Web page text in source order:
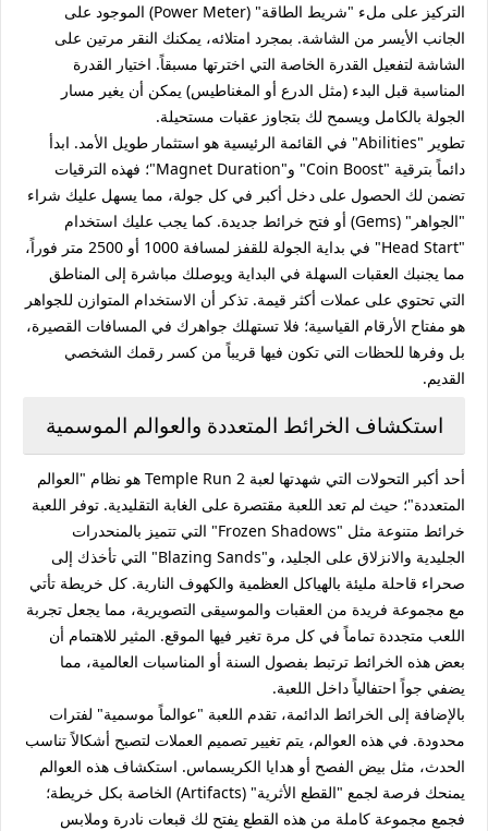
التركيز على ملء "شريط الطاقة" (Power Meter) الموجود على
الجانب الأيسر من الشاشة. بمجرد امتلائه، يمكنك النقر مرتين على
الشاشة لتفعيل القدرة الخاصة التي اخترتها مسبقاً. اختيار القدرة
المناسبة قبل البدء (مثل الدرع أو المغناطيس) يمكن أن يغير مسار
الجولة بالكامل ويسمح لك بتجاوز عقبات مستحيلة.
تطوير "Abilities" في القائمة الرئيسية هو استثمار طويل الأمد. ابدأ
دائماً بترقية "Coin Boost" و"Magnet Duration"؛ فهذه الترقيات
تضمن لك الحصول على دخل أكبر في كل جولة، مما يسهل عليك شراء
"الجواهر" (Gems) أو فتح خرائط جديدة. كما يجب عليك استخدام
"Head Start" في بداية الجولة للقفز لمسافة 1000 أو 2500 متر فوراً،
مما يجنبك العقبات السهلة في البداية ويوصلك مباشرة إلى المناطق
التي تحتوي على عملات أكثر قيمة. تذكر أن الاستخدام المتوازن للجواهر
هو مفتاح الأرقام القياسية؛ فلا تستهلك جواهرك في المسافات القصيرة،
بل وفرها للحظات التي تكون فيها قريباً من كسر رقمك الشخصي
القديم.
استكشاف الخرائط المتعددة والعوالم الموسمية
أحد أكبر التحولات التي شهدتها لعبة Temple Run 2 هو نظام "العوالم
المتعددة"؛ حيث لم تعد اللعبة مقتصرة على الغابة التقليدية. توفر اللعبة
خرائط متنوعة مثل "Frozen Shadows" التي تتميز بالمنحدرات
الجليدية والانزلاق على الجليد، و"Blazing Sands" التي تأخذك إلى
صحراء قاحلة مليئة بالهياكل العظمية والكهوف النارية. كل خريطة تأتي
مع مجموعة فريدة من العقبات والموسيقى التصويرية، مما يجعل تجربة
اللعب متجددة تماماً في كل مرة تغير فيها الموقع. المثير للاهتمام أن
بعض هذه الخرائط ترتبط بفصول السنة أو المناسبات العالمية، مما
يضفي جواً احتفالياً داخل اللعبة.
بالإضافة إلى الخرائط الدائمة، تقدم اللعبة "عوالماً موسمية" لفترات
محدودة. في هذه العوالم، يتم تغيير تصميم العملات لتصبح أشكالاً تناسب
الحدث، مثل بيض الفصح أو هدايا الكريسماس. استكشاف هذه العوالم
يمنحك فرصة لجمع "القطع الأثرية" (Artifacts) الخاصة بكل خريطة؛
فجمع مجموعة كاملة من هذه القطع يفتح لك قبعات نادرة وملابس